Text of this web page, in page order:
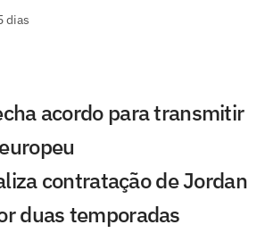
dias
acordo para transmitir
contratação de Jordan
duas temporadas